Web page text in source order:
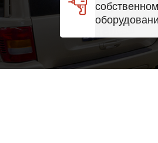
собственном